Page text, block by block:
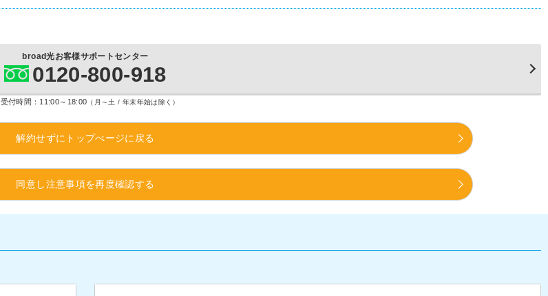
broad光お客様サポートセンター
0120-800-918
受付時間：11:00～18:00 （月～土 / 年末年始は除く）
解約せずにトップぺージに戻る
同意し注意事項を再度確認する